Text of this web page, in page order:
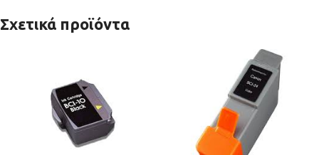
Σχετικά προϊόντα